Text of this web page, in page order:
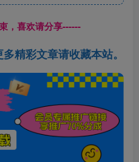
，喜欢请分享------
精彩文章请收藏本站。